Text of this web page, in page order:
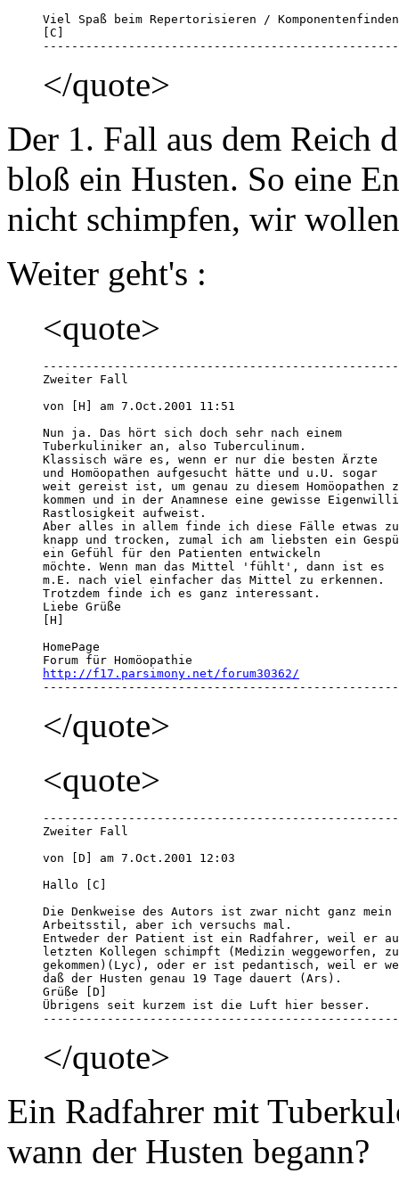
Viel Spaß beim Repertorisieren /
[C]
</quote>
Der 1. Fall aus dem Reich
bloß ein Husten. So eine
nicht schimpfen, wir
Weiter geht's :
<quote>
Zweiter Fall
von [H] am 7.Oct.2001 11:51
Nun ja. Das hört sich doch sehr nach einem
Tuberkuliniker an, also Tuberculinum.
Klassisch wäre es, wenn er nur die besten Ärzte
und Homöopathen aufgesucht hätte und u.U. sogar
weit gereist ist, um genau zu diesem Homöopathen
kommen und in der Anamnese eine gewisse
Rastlosigkeit aufweist.
Aber alles in allem finde ich diese Fälle etwas
knapp und trocken, zumal ich am liebsten ein
ein Gefühl für den Patienten entwickeln
möchte. Wenn man das Mittel 'fühlt', dann ist es
m.E. nach viel einfacher das Mittel zu erkennen.
Trotzdem finde ich es ganz interessant.
Liebe Grüße
[H]
HomePage
http://f17.parsimony.net/forum30362/
</quote>
<quote>
Zweiter Fall
von [D] am 7.Oct.2001 12:03
Hallo [C]
Die Denkweise des Autors ist zwar nicht ganz mein
Arbeitsstil, aber ich versuchs mal.
Entweder der Patient ist ein Radfahrer, weil er
letzten Kollegen schimpft (Medizin weggeworfen,
gekommen)(Lyc), oder er ist pedantisch, weil er
daß der Husten genau 19 Tage dauert (Ars).
Grüße [D]
Übrigens seit kurzem ist die Luft hier besser.
</quote>
Ein Radfahrer mit
wann der Husten begann?